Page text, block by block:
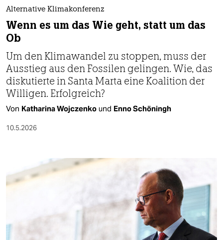
Alternative Klimakonferenz
Wenn es um das Wie geht, statt um das
Ob
Um den Klimawandel zu stoppen, muss der
Ausstieg aus den Fossilen gelingen. Wie, das
diskutierte in Santa Marta eine Koalition der
Willigen. Erfolgreich?
Von Katharina Wojczenko und Enno Schöningh
10.5.2026